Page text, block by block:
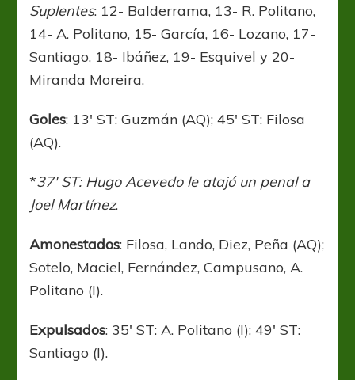
Suplentes: 12- Balderrama, 13- R. Politano,
14- A. Politano, 15- García, 16- Lozano, 17-
Santiago, 18- Ibáñez, 19- Esquivel y 20-
Miranda Moreira.
Goles: 13′ ST: Guzmán (AQ); 45′ ST: Filosa
(AQ).
*37′ ST: Hugo Acevedo le atajó un penal a
Joel Martínez.
Amonestados: Filosa, Lando, Diez, Peña (AQ);
Sotelo, Maciel, Fernández, Campusano, A.
Politano (I).
Expulsados: 35′ ST: A. Politano (I); 49′ ST:
Santiago (I).